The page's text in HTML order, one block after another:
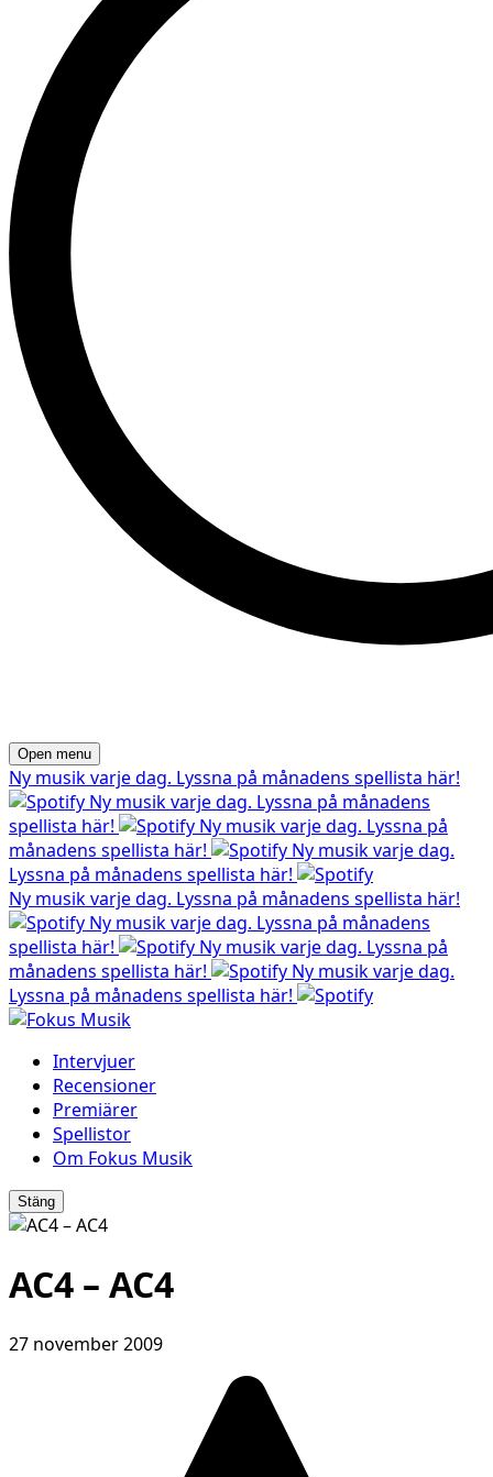
Open menu
Ny musik varje dag. Lyssna på månadens spellista här!
Ny musik varje dag. Lyssna på månadens
spellista här!
Ny musik varje dag. Lyssna på
månadens spellista här!
Ny musik varje dag.
Lyssna på månadens spellista här!
Ny musik varje dag. Lyssna på månadens spellista här!
Ny musik varje dag. Lyssna på månadens
spellista här!
Ny musik varje dag. Lyssna på
månadens spellista här!
Ny musik varje dag.
Lyssna på månadens spellista här!
Intervjuer
Recensioner
Premiärer
Spellistor
Om Fokus Musik
Stäng
AC4 – AC4
27 november 2009